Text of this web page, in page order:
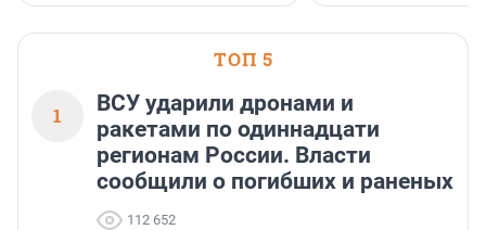
ТОП 5
1
ВСУ ударили дронами и
ракетами по одиннадцати
регионам России. Власти
сообщили о погибших и раненых
112 652